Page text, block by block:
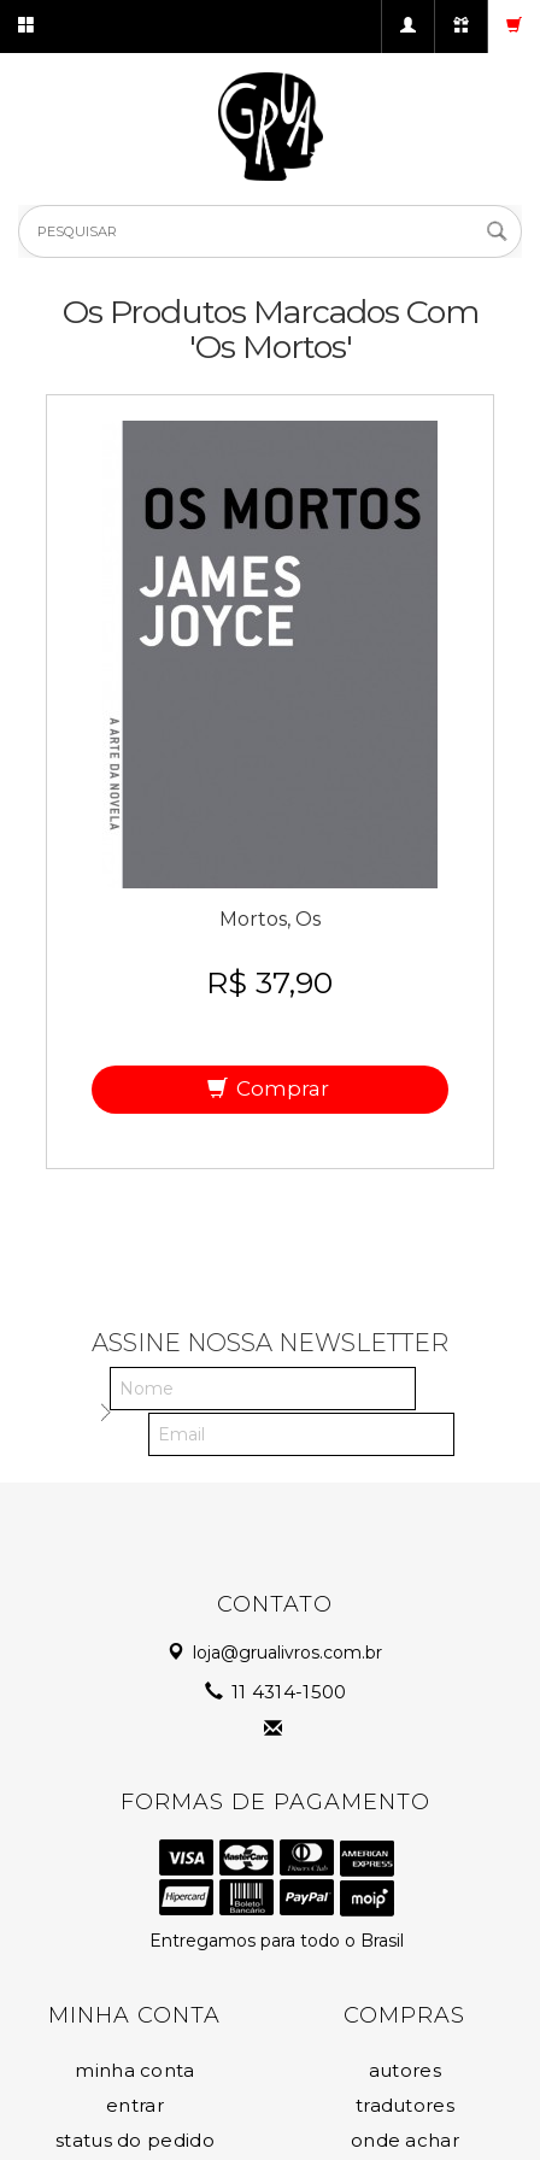
Os Produtos Marcados Com
'Os Mortos'
Mortos, Os
R$ 37,90
Comprar
ASSINE NOSSA NEWSLETTER
CONTATO
loja@grualivros.com.br
11 4314-1500
FORMAS DE PAGAMENTO
Entregamos para todo o Brasil
MINHA CONTA
minha conta
entrar
status do pedido
COMPRAS
autores
tradutores
onde achar